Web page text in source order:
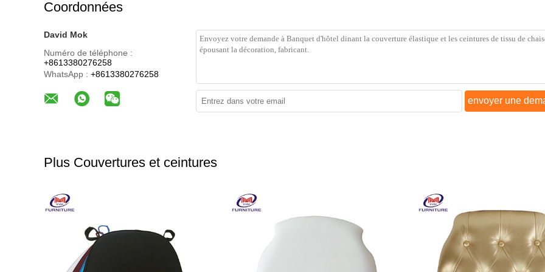
Coordonnées
David Mok
Numéro de téléphone :
+8613380276258
WhatsApp : +8613380276258
envoyer une
Plus Couvertures et ceintures